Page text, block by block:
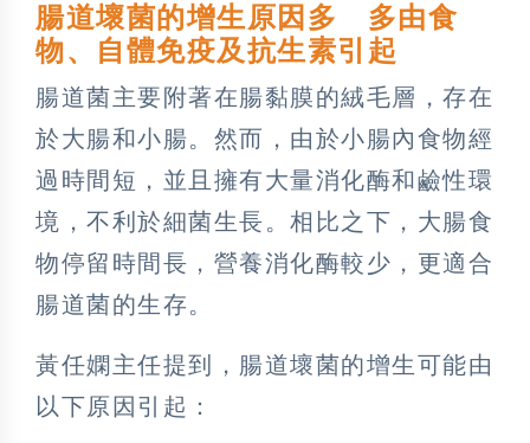
腸道壞菌的增生原因多 多由食
物、自體免疫及抗生素引起
腸道菌主要附著在腸黏膜的絨毛層，存在
於大腸和小腸。然而，由於小腸內食物經
過時間短，並且擁有大量消化酶和鹼性環
境，不利於細菌生長。相比之下，大腸食
物停留時間長，營養消化酶較少，更適合
腸道菌的生存。
黃任嫻主任提到，腸道壞菌的增生可能由
以下原因引起：